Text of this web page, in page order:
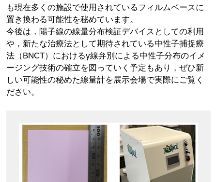
も現在多くの施設で使用されているフィルムベースに
置き換わる可能性を秘めています。
今後は，陽子線の線量分布検証デバイスとしての利用
や，新たな治療法として期待されている中性子捕捉療
法（BNCT）におけるγ線弁別による中性子分布のイメ
ージング技術の確立を図っていく予定もあり，ぜひ新
しい可能性の秘めた線量計を展示会場で実際にご覧く
ださい。